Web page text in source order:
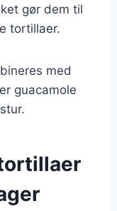
gør dem til
tortillaer.
med
guacamole